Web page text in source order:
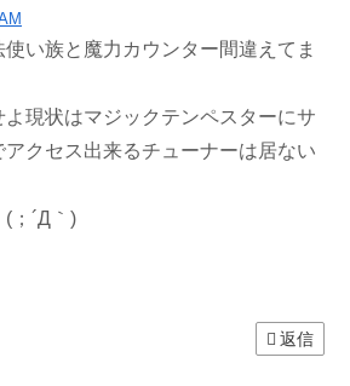
い族と魔力カウンター間違えてま
よ現状はマジックテンペスターにサ
クセス出来るチューナーは居ない
；´Д｀)
返信